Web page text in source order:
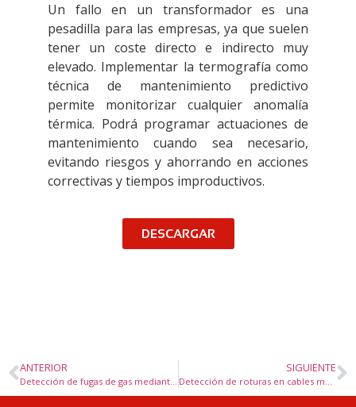
Un fallo en un transformador es una
pesadilla para las empresas, ya que suelen
tener un coste directo e indirecto muy
elevado. Implementar la termografía como
técnica de mantenimiento predictivo
permite monitorizar cualquier anomalía
térmica. Podrá programar actuaciones de
mantenimiento cuando sea necesario,
evitando riesgos y ahorrando en acciones
correctivas y tiempos improductivos.
DESCARGAR
ANTERIOR SIGUIENTE